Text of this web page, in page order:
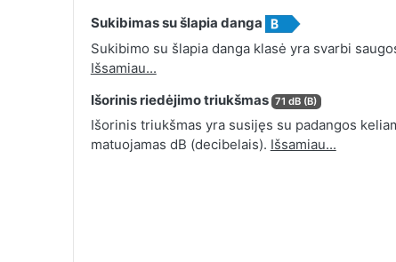
Sukibimas su šlapia danga
Sukibimo su šlapia danga klasė yra svarbi
Išsamiau...
Išorinis riedėjimo triukšmas 71 dB (B)
Išorinis triukšmas yra susijęs su padangos
matuojamas dB (decibelais). Išsamiau...